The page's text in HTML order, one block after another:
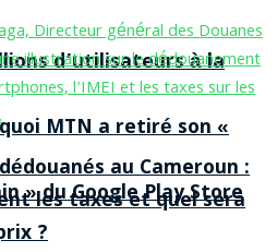
d’utilisateurs à la
MTN a retiré son «
» du Google Play Store
au Cameroun :
les taxes et quel sera
?